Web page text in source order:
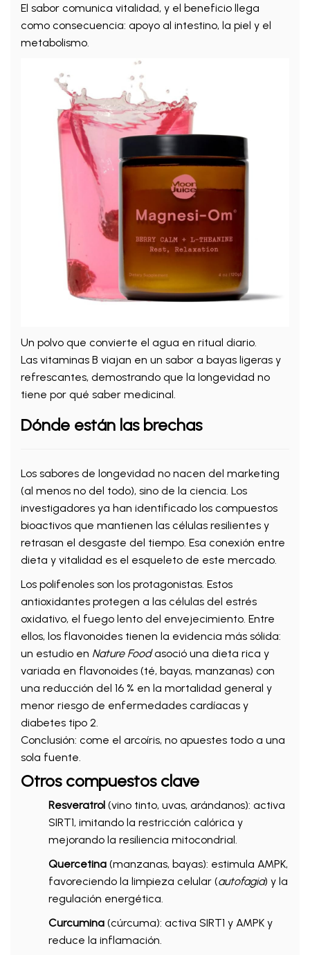
El sabor comunica vitalidad, y el beneficio llega
como consecuencia: apoyo al intestino, la piel y el
metabolismo.
Un polvo que convierte el agua en ritual diario.
Las vitaminas B viajan en un sabor a bayas ligeras y
refrescantes, demostrando que la longevidad no
tiene por qué saber medicinal.
Dónde están las brechas
Los sabores de longevidad no nacen del marketing
(al menos no del todo), sino de la ciencia. Los
investigadores ya han identificado los compuestos
bioactivos que mantienen las células resilientes y
retrasan el desgaste del tiempo. Esa conexión entre
dieta y vitalidad es el esqueleto de este mercado.
Los polifenoles son los protagonistas. Estos
antioxidantes protegen a las células del estrés
oxidativo, el fuego lento del envejecimiento. Entre
ellos, los flavonoides tienen la evidencia más sólida:
un estudio en Nature Foodasoció una dieta rica y
variada en flavonoides (té, bayas, manzanas) con
una reducción del 16 % en la mortalidad general y
menor riesgo de enfermedades cardíacas y
diabetes tipo 2.
Conclusión: come el arcoíris, no apuestes todo a una
sola fuente.
Otros compuestos clave
Resveratrol (vino tinto, uvas, arándanos): activa
SIRT1, imitando la restricción calórica y
mejorando la resiliencia mitocondrial.
Quercetina (manzanas, bayas): estimula AMPK,
favoreciendo la limpieza celular (autofagia) y la
regulación energética.
Curcumina (cúrcuma): activa SIRT1 y AMPK y
reduce la inflamación.